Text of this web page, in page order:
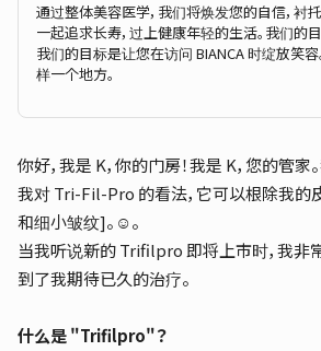
通过整体美容医学，我们将焕发您的自信，衬
一起追求长寿，过上健康年轻的生活。我们的
我们的目标是让您在访问 BIANCA 时绽放笑
样一个地方。
你好，我是 K，你的门房！我是 K，您的管
我对 Tri-Fil-Pro 的看法，它可以根除我的
和细小皱纹]。☺️。
当我听说新的 Trifilpro 即将上市时，我非
到了我期待已久的治疗。
什么是 "Trifilpro"？